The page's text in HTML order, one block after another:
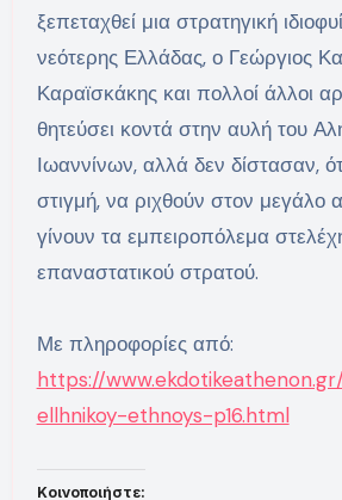
ξεπεταχθεί μια στρατηγική
νεότερης Ελλάδας, ο Γεώργιος
Καραϊσκάκης και πολλοί άλλοι
θητεύσει κοντά στην αυλή του
Ιωαννίνων, αλλά δεν δίστασαν,
στιγμή, να ριχθούν στον μεγάλο
γίνουν τα εμπειροπόλεμα
επαναστατικού στρατού.
Με πληροφορίες από:
https://
ellhnikoy-ethnoys-p16.html
Κοινοποιήστε: